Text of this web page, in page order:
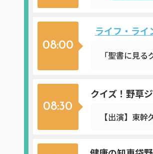
08:00
ライフ・ライ
「聖書に見
08:30
クイズ！野草
【出演】東